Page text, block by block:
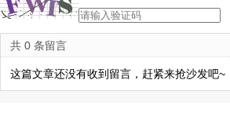
共 0 条留言
这篇文章还没有收到留言，赶紧来抢沙发吧~